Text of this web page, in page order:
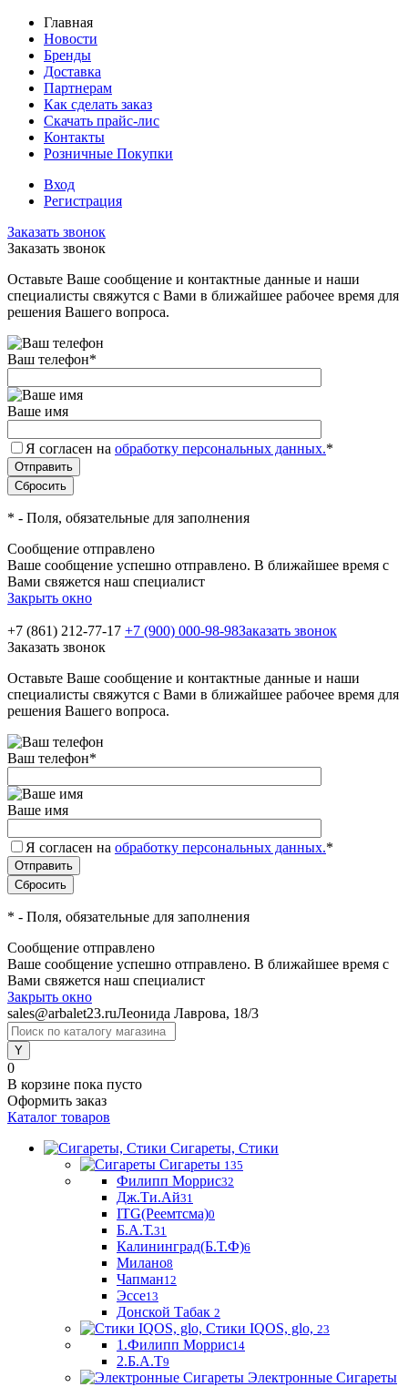
Главная
Новости
Бренды
Доставка
Партнерам
Как сделать заказ
Скачать прайс-лис
Контакты
Розничные Покупки
Вход
Регистрация
Заказать звонок
Заказать звонок
Оставьте Ваше сообщение и контактные данные и наши
специалисты свяжутся с Вами в ближайшее рабочее время для
решения Вашего вопроса.
Ваш телефон*
Ваше имя
Я согласен на обработку персональных данных.*
* - Поля, обязательные для заполнения
Сообщение отправлено
Ваше сообщение успешно отправлено. В ближайшее время с
Вами свяжется наш специалист
Закрыть окно
+7 (861) 212-77-17 +7 (900) 000-98-98Заказать звонок
Заказать звонок
Оставьте Ваше сообщение и контактные данные и наши
специалисты свяжутся с Вами в ближайшее рабочее время для
решения Вашего вопроса.
Ваш телефон*
Ваше имя
Я согласен на обработку персональных данных.*
* - Поля, обязательные для заполнения
Сообщение отправлено
Ваше сообщение успешно отправлено. В ближайшее время с
Вами свяжется наш специалист
Закрыть окно
sales@arbalet23.ruЛеонида Лаврова, 18/3
0
В корзине пока пусто
Оформить заказ
Каталог товаров
Сигареты, Стики
Сигареты 135
Филипп Моррис32
Дж.Ти.Ай31
ITG(Реемтсма)0
Б.А.Т.31
Калининград(Б.Т.Ф)6
Милано8
Чапман12
Эссе13
Донской Табак 2
Стики IQOS, glo, 23
1.Филипп Моррис14
2.Б.А.Т9
Электронные Сигареты